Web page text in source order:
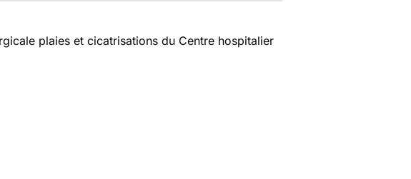
plaies et cicatrisations du Centre hospitalier